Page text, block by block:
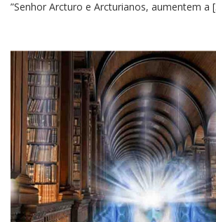
”Senhor Arcturo e Arcturianos, aumentem a